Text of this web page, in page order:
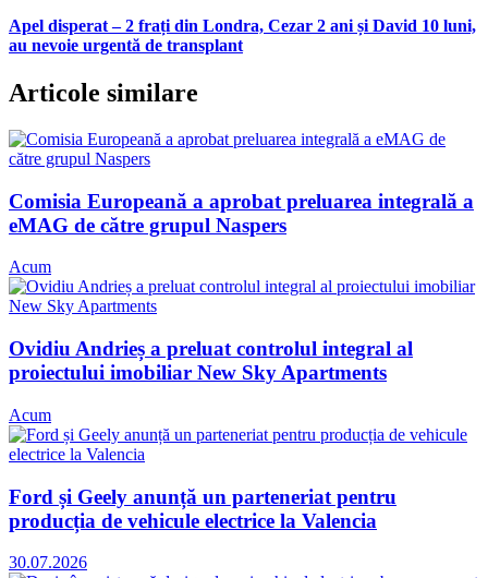
Apel disperat – 2 frați din Londra, Cezar 2 ani și David 10 luni,
au nevoie urgentă de transplant
Articole similare
Comisia Europeană a aprobat preluarea integrală a
eMAG de către grupul Naspers
Acum
Ovidiu Andrieș a preluat controlul integral al
proiectului imobiliar New Sky Apartments
Acum
Ford și Geely anunță un parteneriat pentru
producția de vehicule electrice la Valencia
30.07.2026